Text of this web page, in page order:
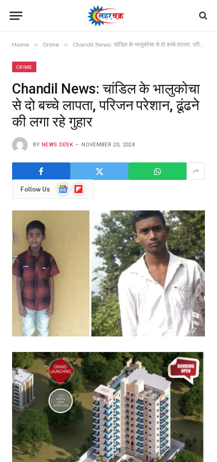
Home » Crime » Chandil News: चांडिल के भालुकोचा से दो बच्चे लापता, परिजन परेशान, ढूंढने की लगा रहे गुहार
CRIME
Chandil News: चांडिल के भालुकोचा
से दो बच्चे लापता, परिजन परेशान, ढूंढने
की लगा रहे गुहार
BY NEWS DESK NOVEMBER 20, 2024
Follow Us
GoogleFlipboard